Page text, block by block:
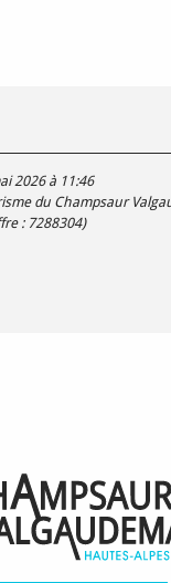
2026 à 11:46
du Champsaur
: 7288304)